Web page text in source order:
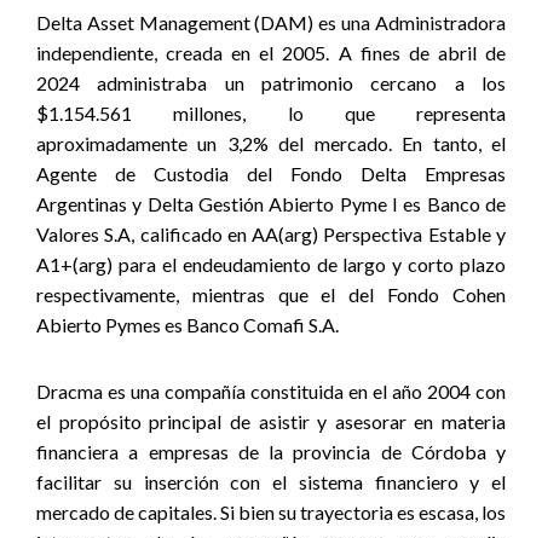
Delta Asset Management (DAM) es una Administradora
independiente, creada en el 2005. A fines de abril de
2024 administraba un patrimonio cercano a los
$1.154.561 millones, lo que representa
aproximadamente un 3,2% del mercado. En tanto, el
Agente de Custodia del Fondo Delta Empresas
Argentinas y Delta Gestión Abierto Pyme I es Banco de
Valores S.A, calificado en AA(arg) Perspectiva Estable y
A1+(arg) para el endeudamiento de largo y corto plazo
respectivamente, mientras que el del Fondo Cohen
Abierto Pymes es Banco Comafi S.A.
Dracma es una compañía constituida en el año 2004 con
el propósito principal de asistir y asesorar en materia
financiera a empresas de la provincia de Córdoba y
facilitar su inserción con el sistema financiero y el
mercado de capitales. Si bien su trayectoria es escasa, los